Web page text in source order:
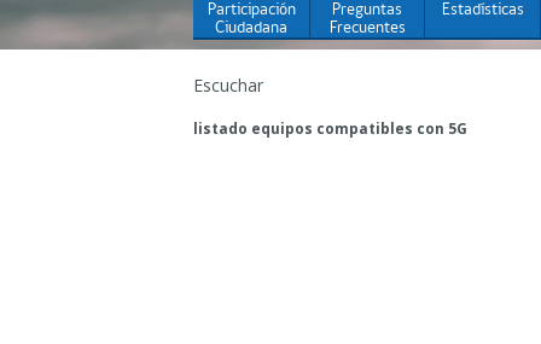
Participación
Ciudadana
Preguntas
Frecuentes
Estadísticas
Escuchar
listado equipos compatibles con 5G